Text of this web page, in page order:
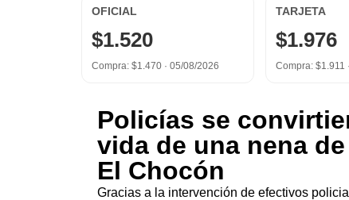
OFICIAL
$1.520
Compra: $1.470 · 05/08/2026
TARJETA
$1.976
Compra: $1.911 ·
Policías se
vida de una nena
El Chocón
Gracias a la intervención de efectivos